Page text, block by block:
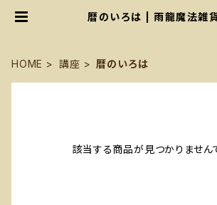
暦のいろは | 雨龍魔法雑
HOME 講座 暦のいろは
該当する商品が見つかりません